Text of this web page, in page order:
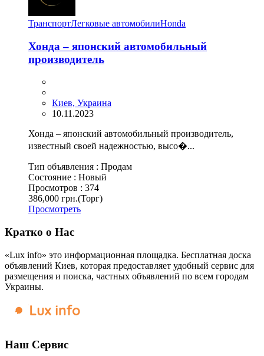
ТранспортЛегковые автомобилиHonda
​Хонда – японский автомобильный
производитель
Киев, Украина
10.11.2023
Хонда – японский автомобильный производитель,
известный своей надежностью, высо�...
Тип объявления : Продам
Состояние : Новый
Просмотров : 374
386,000 грн.(Торг)
Просмотреть
Кратко о Нас
«Lux info» это информационная площадка. Бесплатная доска
объявлений Киев, которая предоставляет удобный сервис для
размещения и поиска, частных объявлений по всем городам
Украины.
Наш Сервис